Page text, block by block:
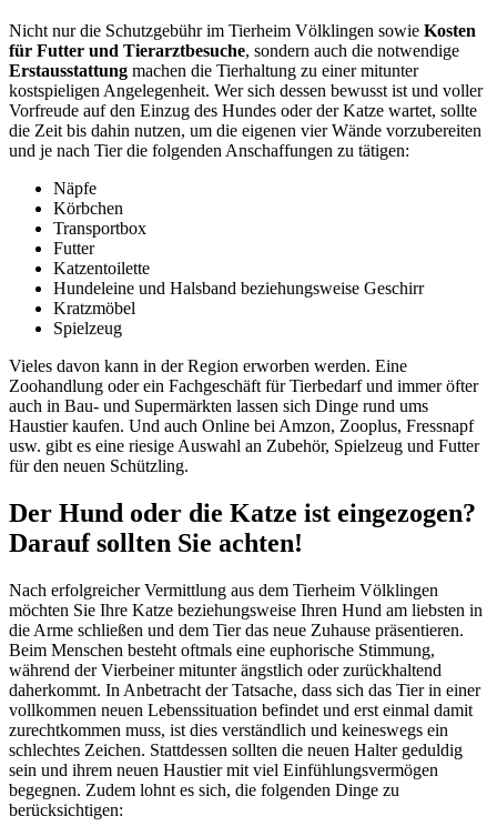
Nicht nur die Schutzgebühr im Tierheim Völklingen sowie Kosten
für Futter und Tierarztbesuche, sondern auch die notwendige
Erstausstattung machen die Tierhaltung zu einer mitunter
kostspieligen Angelegenheit. Wer sich dessen bewusst ist und voller
Vorfreude auf den Einzug des Hundes oder der Katze wartet, sollte
die Zeit bis dahin nutzen, um die eigenen vier Wände vorzubereiten
und je nach Tier die folgenden Anschaffungen zu tätigen:
Näpfe
Körbchen
Transportbox
Futter
Katzentoilette
Hundeleine und Halsband beziehungsweise Geschirr
Kratzmöbel
Spielzeug
Vieles davon kann in der Region erworben werden. Eine
Zoohandlung oder ein Fachgeschäft für Tierbedarf und immer öfter
auch in Bau- und Supermärkten lassen sich Dinge rund ums
Haustier kaufen. Und auch Online bei Amzon, Zooplus, Fressnapf
usw. gibt es eine riesige Auswahl an Zubehör, Spielzeug und Futter
für den neuen Schützling.
Der Hund oder die Katze ist eingezogen?
Darauf sollten Sie achten!
Nach erfolgreicher Vermittlung aus dem Tierheim Völklingen
möchten Sie Ihre Katze beziehungsweise Ihren Hund am liebsten in
die Arme schließen und dem Tier das neue Zuhause präsentieren.
Beim Menschen besteht oftmals eine euphorische Stimmung,
während der Vierbeiner mitunter ängstlich oder zurückhaltend
daherkommt. In Anbetracht der Tatsache, dass sich das Tier in einer
vollkommen neuen Lebenssituation befindet und erst einmal damit
zurechtkommen muss, ist dies verständlich und keineswegs ein
schlechtes Zeichen. Stattdessen sollten die neuen Halter geduldig
sein und ihrem neuen Haustier mit viel Einfühlungsvermögen
begegnen. Zudem lohnt es sich, die folgenden Dinge zu
berücksichtigen: